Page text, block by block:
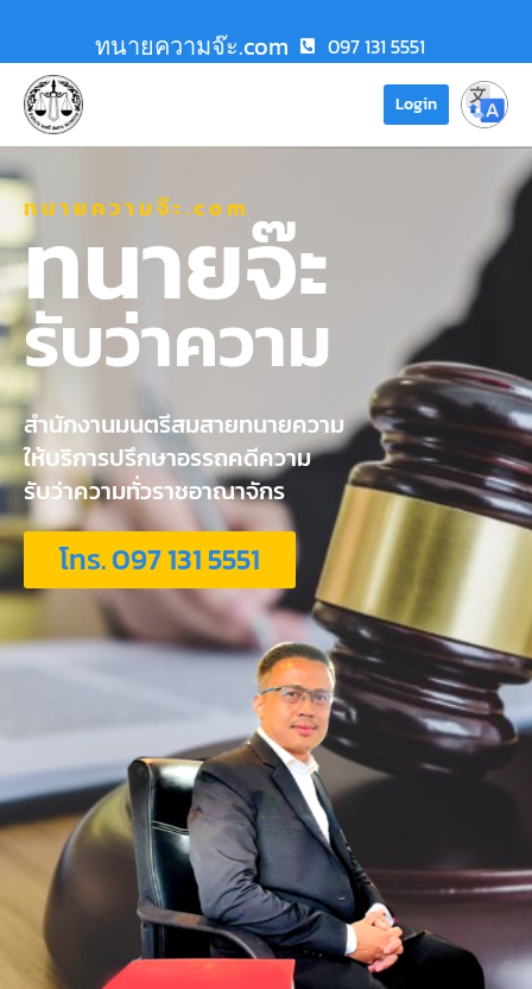
ทนายความจ๊ะ.com 097 131 5551
Login
ทนายความจ๊ะ.com
ทนายจ๊ะ
รับว่าความ
สำนักงานมนตรีสมสายทนายความ
ให้บริการปรึกษาอรรถคดีความ
รับว่าความทั่วราชอาณาจักร
โทร. 097 131 5551